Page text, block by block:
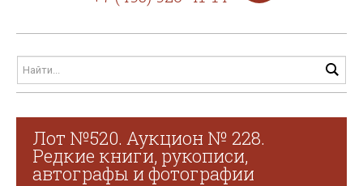
Лот №520. Аукцион № 228.
Редкие книги, рукописи,
автографы и фотографии